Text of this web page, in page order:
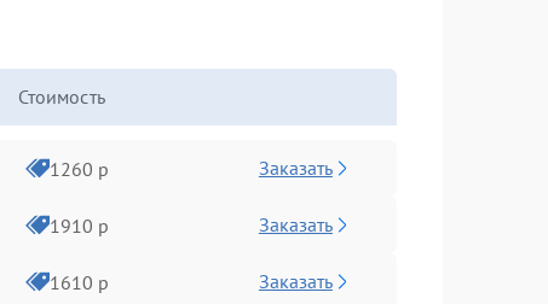
Стоимость
1260 р Заказать
1910 р Заказать
1610 р Заказать